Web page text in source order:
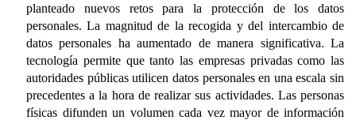
planteado nuevos retos para la protección de los datos
personales. La magnitud de la recogida y del intercambio de
datos personales ha aumentado de manera significativa. La
tecnología permite que tanto las empresas privadas como las
autoridades públicas utilicen datos personales en una escala sin
precedentes a la hora de realizar sus actividades. Las personas
físicas difunden un volumen cada vez mayor de información